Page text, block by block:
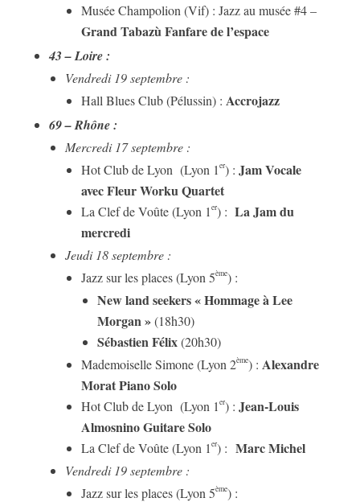
Musée Champolion (Vif) : Jazz au musée #4 –
Grand Tabazù Fanfare de l’espace
43 – Loire :
Vendredi 19 septembre :
Hall Blues Club (Pélussin) : Accrojazz
69 – Rhône :
Mercredi 17 septembre:
Hot Club de Lyon (Lyon 1 er) : Jam Vocale
avec Fleur Worku Quartet
La Clef de Voûte (Lyon 1 er) : La Jam du
mercredi
Jeudi 18 septembre :
Jazz sur les places (Lyon 5ème) :
New land seekers « Hommage à Lee
Morgan »(18h30)
Sébastien Félix(20h30)
Mademoiselle Simone (Lyon 2ème) : Alexandre
Morat Piano Solo
Hot Club de Lyon (Lyon 1 er) : Jean-Louis
Almosnino Guitare Solo
La Clef de Voûte (Lyon 1 er) : Marc Michel
Vendredi 19 septembre :
Jazz sur les places (Lyon 5ème) :